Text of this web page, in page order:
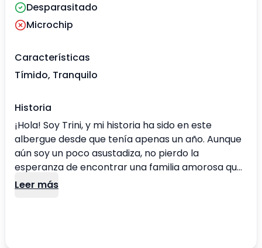
Desparasitado
Microchip
Características
Tímido, Tranquilo
Historia
¡Hola! Soy Trini, y mi historia ha sido en este
albergue desde que tenía apenas un año. Aunque
aún soy un poco asustadiza, no pierdo la
esperanza de encontrar una familia amorosa que
me comprenda. Desde que las tías del albergue
Leer más